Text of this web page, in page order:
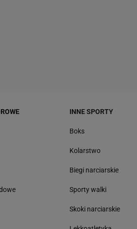
INNE SPORTY
Boks
Kolarstwo
Biegi narciarskie
Sporty walki
Skoki narciarskie